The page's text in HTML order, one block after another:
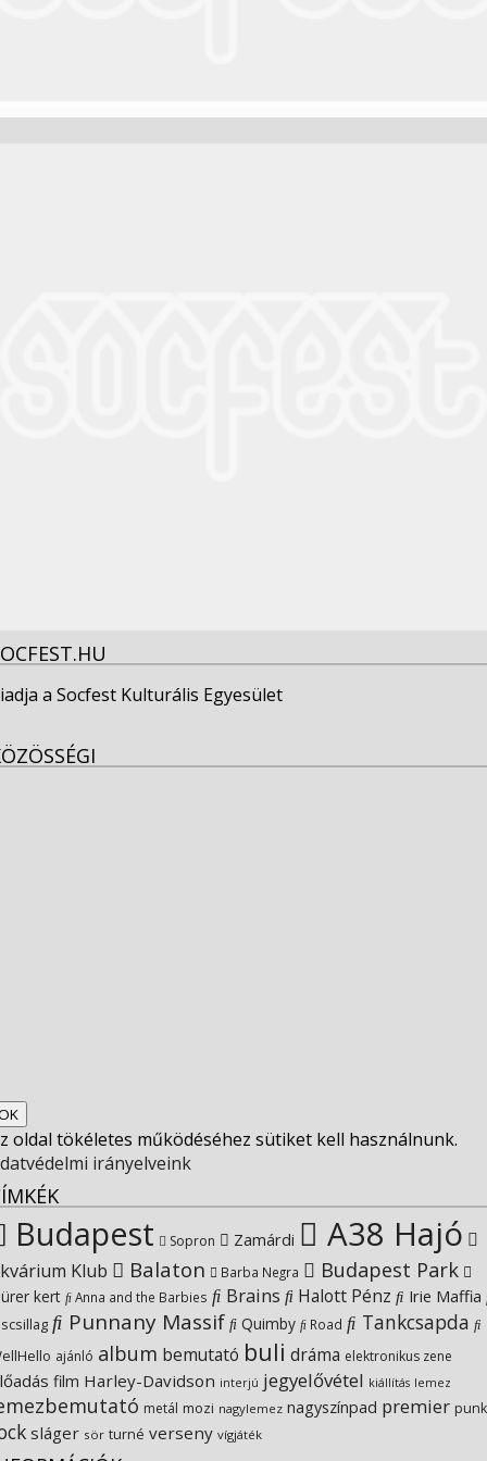
a Socfest Kulturális Egyesület
oldal tökéletes működéséhez sütiket kell használnunk.
irányelveink
Budapest Sopron Zamárdi A38 Hajó
Klub Balaton Barba Negra Budapest Park
kert Anna and the Barbies Brains Halott Pénz Irie Maffia
Punnany Massif Quimby Road Tankcsapda
ajánló album bemutató buli dráma elektronikus zene
film Harley-Davidson interjú jegyelővétel kiállítás lemez
metál mozi nagylemez nagyszínpad premier punk
sláger sör turné verseny vígjáték